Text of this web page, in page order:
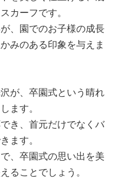
カーフです。
、園でのお子様の成長
みのある印象を与えま
が、卒園式という晴れ
ます。
き、首元だけでなくバ
ます。
、卒園式の思い出を美
ることでしょう。